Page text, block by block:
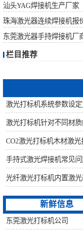
汕头YAG焊接机生产厂家
珠海激光器连续焊接机报
东莞激光器手持焊接机厂
栏目推荐
新鲜信息
东莞激光打标机公司